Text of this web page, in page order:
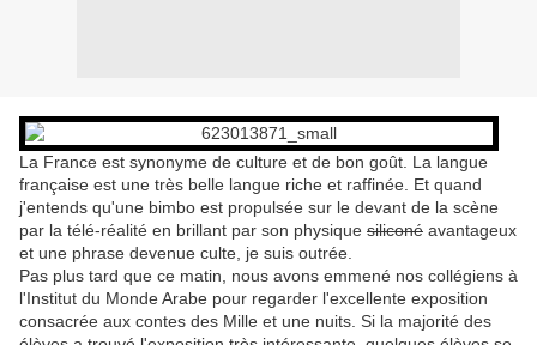
La France est synonyme de culture et de bon goût. La langue
française est une très belle langue riche et raffinée. Et quand
j'entends qu'une bimbo est propulsée sur le devant de la scène
par la télé-réalité en brillant par son physique siliconé avantageux
et une phrase devenue culte, je suis outrée.
Pas plus tard que ce matin, nous avons emmené nos collégiens à
l'Institut du Monde Arabe pour regarder l'excellente exposition
consacrée aux contes des Mille et une nuits. Si la majorité des